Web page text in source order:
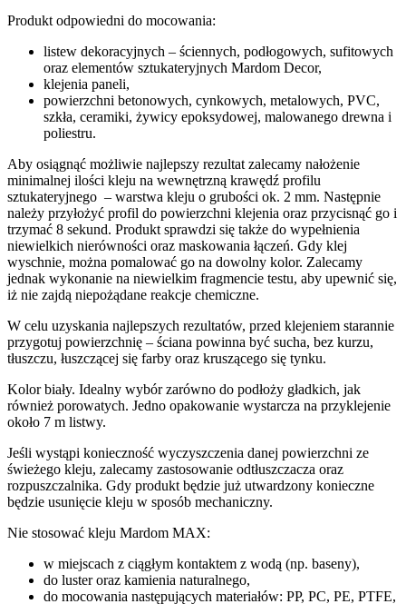
Produkt odpowiedni do mocowania:
listew dekoracyjnych – ściennych, podłogowych, sufitowych
oraz elementów sztukateryjnych Mardom Decor,
klejenia paneli,
powierzchni betonowych, cynkowych, metalowych, PVC,
szkła, ceramiki, żywicy epoksydowej, malowanego drewna i
poliestru.
Aby osiągnąć możliwie najlepszy rezultat zalecamy nałożenie
minimalnej ilości kleju na wewnętrzną krawędź profilu
sztukateryjnego – warstwa kleju o grubości ok. 2 mm. Następnie
należy przyłożyć profil do powierzchni klejenia oraz przycisnąć go i
trzymać 8 sekund. Produkt sprawdzi się także do wypełnienia
niewielkich nierówności oraz maskowania łączeń. Gdy klej
wyschnie, można pomalować go na dowolny kolor. Zalecamy
jednak wykonanie na niewielkim fragmencie testu, aby upewnić się,
iż nie zajdą niepożądane reakcje chemiczne.
W celu uzyskania najlepszych rezultatów, przed klejeniem starannie
przygotuj powierzchnię – ściana powinna być sucha, bez kurzu,
tłuszczu, łuszczącej się farby oraz kruszącego się tynku.
Kolor biały. Idealny wybór zarówno do podłoży gładkich, jak
również porowatych. Jedno opakowanie wystarcza na przyklejenie
około 7 m listwy.
Jeśli wystąpi konieczność wyczyszczenia danej powierzchni ze
świeżego kleju, zalecamy zastosowanie odtłuszczacza oraz
rozpuszczalnika. Gdy produkt będzie już utwardzony konieczne
będzie usunięcie kleju w sposób mechaniczny.
Nie stosować kleju Mardom MAX:
w miejscach z ciągłym kontaktem z wodą (np. baseny),
do luster oraz kamienia naturalnego,
do mocowania następujących materiałów: PP, PC, PE, PTFE,